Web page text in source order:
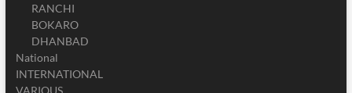
RANCHI
BOKARO
DHANBAD
National
INTERNATIONAL